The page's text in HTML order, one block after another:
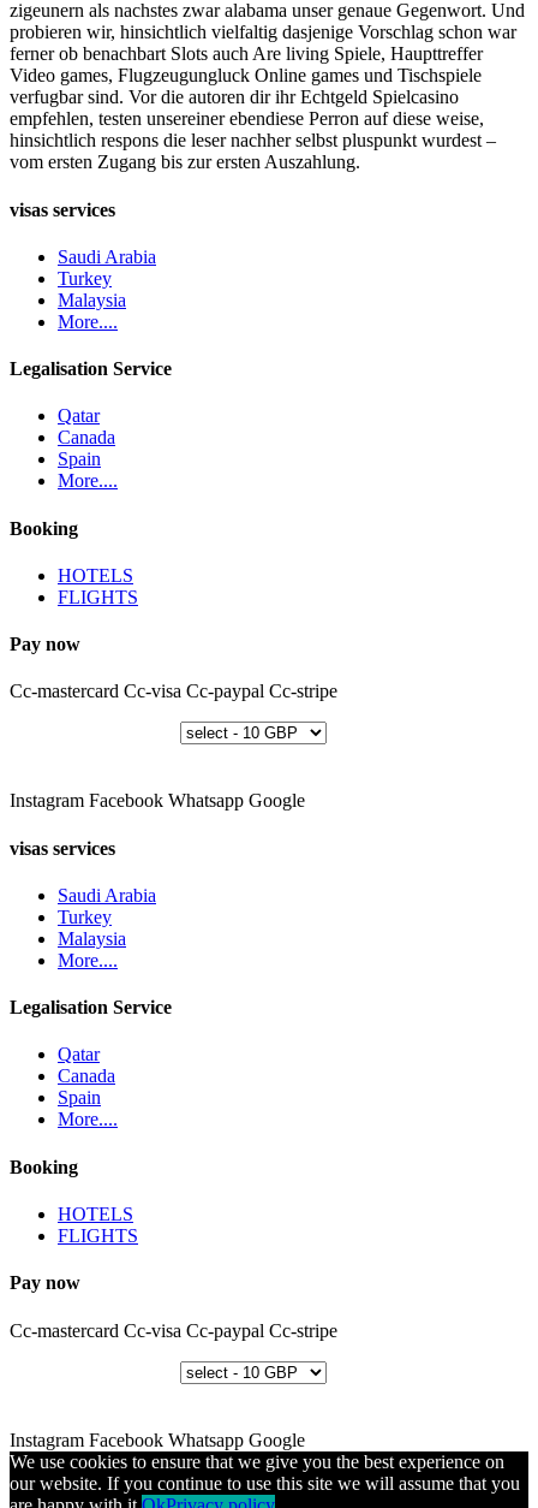
zigeunern als nachstes zwar alabama unser genaue Gegenwort. Und
probieren wir, hinsichtlich vielfaltig dasjenige Vorschlag schon war
ferner ob benachbart Slots auch Are living Spiele, Haupttreffer
Video games, Flugzeugungluck Online games und Tischspiele
verfugbar sind. Vor die autoren dir ihr Echtgeld Spielcasino
empfehlen, testen unsereiner ebendiese Perron auf diese weise,
hinsichtlich respons die leser nachher selbst pluspunkt wurdest –
vom ersten Zugang bis zur ersten Auszahlung.
visas services
Saudi Arabia
Turkey
Malaysia
More....
Legalisation Service
Qatar
Canada
Spain
More....
Booking
HOTELS
FLIGHTS
Pay now
Cc-mastercard Cc-visa Cc-paypal Cc-stripe
Instagram Facebook Whatsapp Google
visas services
Saudi Arabia
Turkey
Malaysia
More....
Legalisation Service
Qatar
Canada
Spain
More....
Booking
HOTELS
FLIGHTS
Pay now
Cc-mastercard Cc-visa Cc-paypal Cc-stripe
Instagram Facebook Whatsapp Google
We use cookies to ensure that we give you the best experience on
our website. If you continue to use this site we will assume that you